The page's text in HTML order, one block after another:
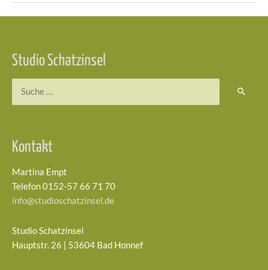
Studio Schatzinsel
Kontakt
Martina Empt
Telefon 0152-57 66 71 70
info@studioschatzinsel.de
Studio Schatzinsel
Hauptstr. 26 | 53604 Bad Honnef